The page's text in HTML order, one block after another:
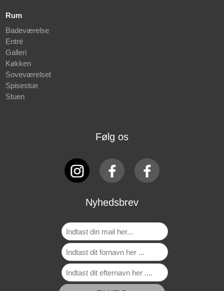
Rum
Badeværelse
Entré
Galleri
Køkken
Soveværelset
Spisestue
Stuen
Følg os
Nyhedsbrev